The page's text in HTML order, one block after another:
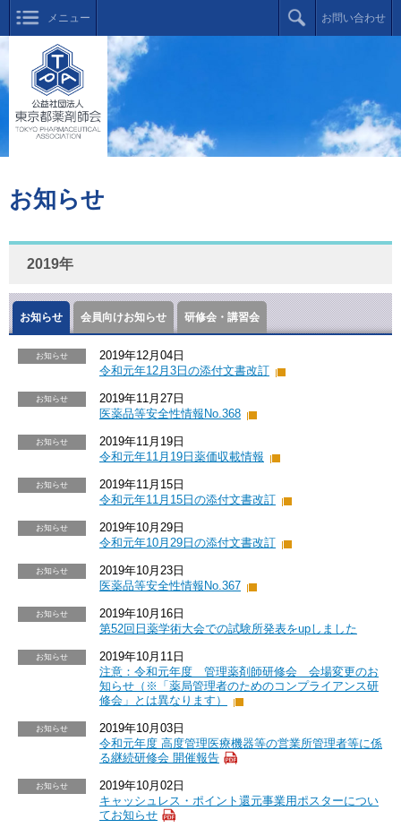
メニュー お問い合わせ
お知らせ
2019年
お知らせ 会員向けお知らせ 研修会・講習会
お知らせ
2019年12月04日
令和元年12月3日の添付文書改訂
お知らせ
2019年11月27日
医薬品等安全性情報No.368
お知らせ
2019年11月19日
令和元年11月19日薬価収載情報
お知らせ
2019年11月15日
令和元年11月15日の添付文書改訂
お知らせ
2019年10月29日
令和元年10月29日の添付文書改訂
お知らせ
2019年10月23日
医薬品等安全性情報No.367
お知らせ
2019年10月16日
第52回日薬学術大会での試験所発表をupしました
お知らせ
2019年10月11日
注意：令和元年度 管理薬剤師研修会 会場変更のお
知らせ（※「薬局管理者のためのコンプライアンス研
修会」とは異なります）
お知らせ
2019年10月03日
令和元年度 高度管理医療機器等の営業所管理者等に係
る継続研修会 開催報告
お知らせ
2019年10月02日
キャッシュレス・ポイント還元事業用ポスターについ
てお知らせ